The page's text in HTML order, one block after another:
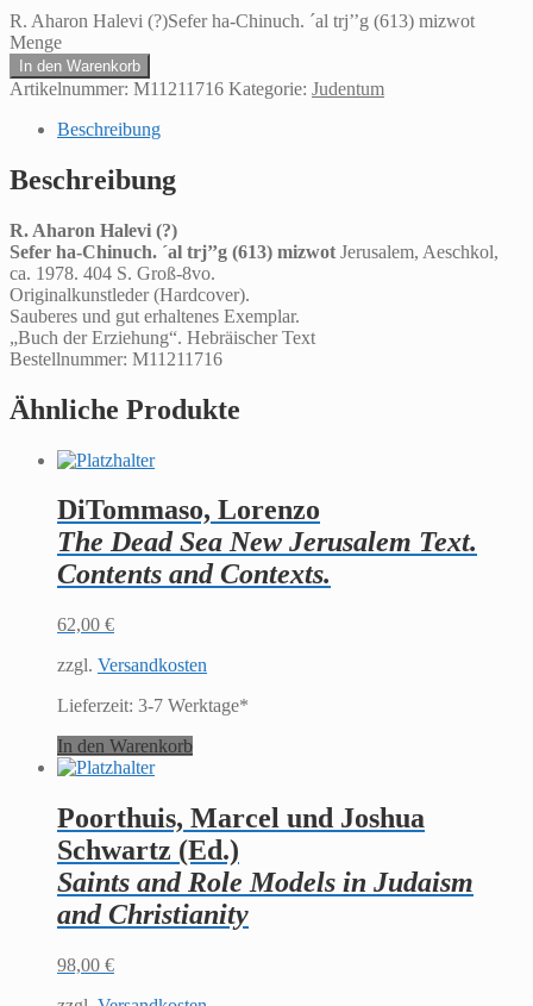
R. Aharon Halevi (?)Sefer ha-Chinuch. ´al trj’’g (613) mizwot
Menge
In den Warenkorb
Artikelnummer: M11211716 Kategorie: Judentum
Beschreibung
Beschreibung
R. Aharon Halevi (?)
Sefer ha-Chinuch. ´al trj’’g (613) mizwot Jerusalem, Aeschkol,
ca. 1978. 404 S. Groß-8vo.
Originalkunstleder (Hardcover).
Sauberes und gut erhaltenes Exemplar.
„Buch der Erziehung“. Hebräischer Text
Bestellnummer: M11211716
Ähnliche Produkte
DiTommaso, Lorenzo
The Dead Sea New Jerusalem Text.
Contents and Contexts.
62,00 €
zzgl. Versandkosten
Lieferzeit: 3-7 Werktage*
In den Warenkorb
Poorthuis, Marcel und Joshua
Schwartz (Ed.)
Saints and Role Models in Judaism
and Christianity
98,00 €